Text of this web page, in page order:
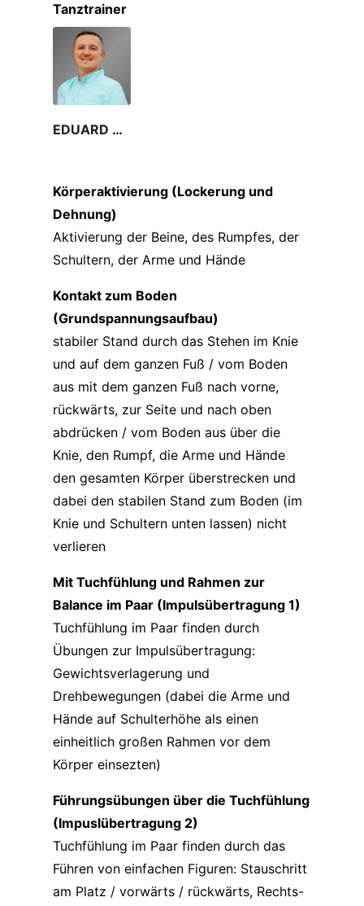
Tanztrainer
EDUARD KRUG
Körperaktivierung (Lockerung und
Dehnung)
Aktivierung der Beine, des Rumpfes, der
Schultern, der Arme und Hände
Kontakt zum Boden
(Grundspannungsaufbau)
stabiler Stand durch das Stehen im Knie
und auf dem ganzen Fuß / vom Boden
aus mit dem ganzen Fuß nach vorne,
rückwärts, zur Seite und nach oben
abdrücken / vom Boden aus über die
Knie, den Rumpf, die Arme und Hände
den gesamten Körper überstrecken und
dabei den stabilen Stand zum Boden (im
Knie und Schultern unten lassen) nicht
verlieren
Mit Tuchfühlung und Rahmen zur
Balance im Paar (Impulsübertragung 1)
Tuchfühlung im Paar finden durch
Übungen zur Impulsübertragung:
Gewichtsverlagerung und
Drehbewegungen (dabei die Arme und
Hände auf Schulterhöhe als einen
einheitlich großen Rahmen vor dem
Körper einsezten)
Führungsübungen über die Tuchfühlung
(Impuslübertragung 2)
Tuchfühlung im Paar finden durch das
Führen von einfachen Figuren: Stauschritt
am Platz / vorwärts / rückwärts, Rechts-